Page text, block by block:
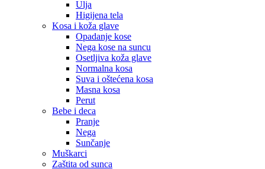
Ulja
Higijena tela
Kosa i koža glave
Opadanje kose
Nega kose na suncu
Osetljiva koža glave
Normalna kosa
Suva i oštećena kosa
Masna kosa
Perut
Bebe i deca
Pranje
Nega
Sunčanje
Muškarci
Zaštita od sunca